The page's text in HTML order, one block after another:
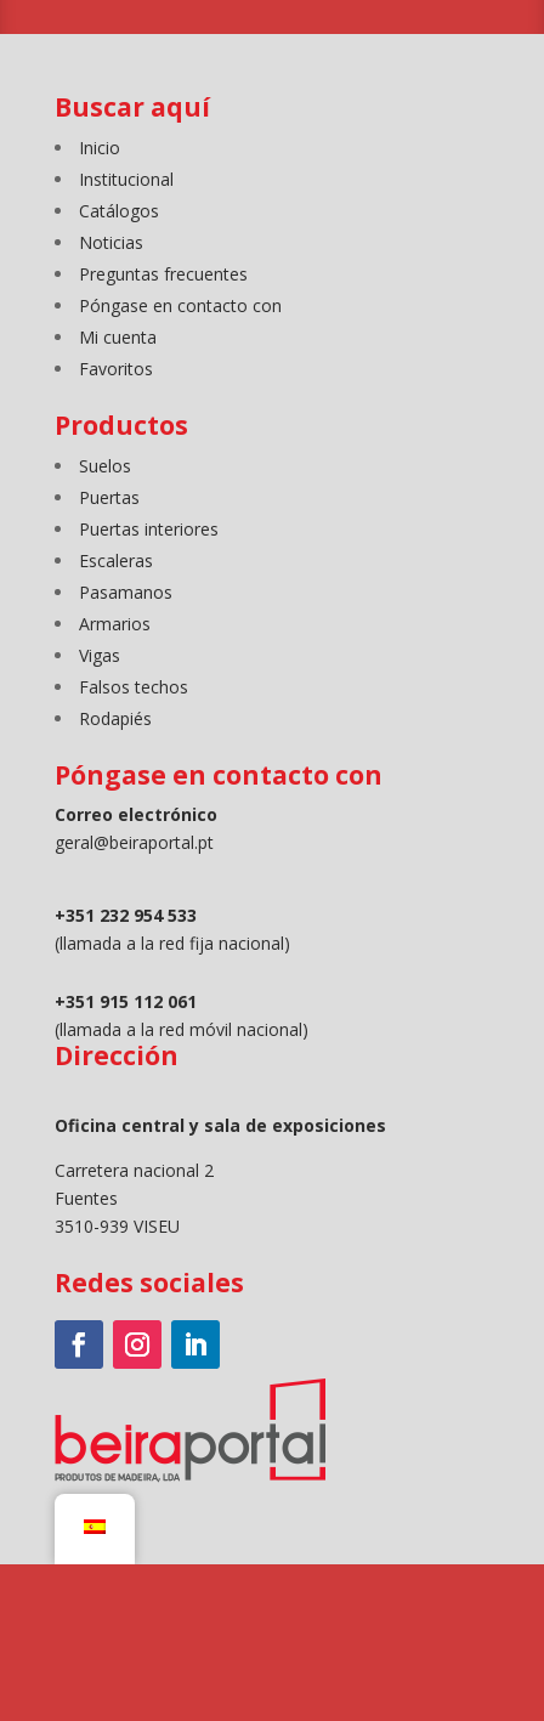
Buscar aquí
Inicio
Institucional
Catálogos
Noticias
Preguntas frecuentes
Póngase en contacto con
Mi cuenta
Favoritos
Productos
Suelos
Puertas
Puertas interiores
Escaleras
Pasamanos
Armarios
Vigas
Falsos techos
Rodapiés
Póngase en contacto con
Correo electrónico
geral@beiraportal.pt
+351 232 954 533
(llamada a la red fija nacional)
+351 915 112 061
(llamada a la red móvil nacional)
Dirección
Oficina central y sala de exposiciones
Carretera nacional 2
Fuentes
3510-939 VISEU
Redes sociales